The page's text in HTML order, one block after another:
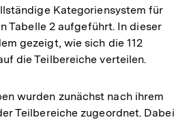
Kategoriensystem für
Tabelle 2 aufgeführt. In dieser
gezeigt, wie sich die 112
die Teilbereiche verteilen.
wurden zunächst nach ihrem
Teilbereiche zugeordnet. Dabei